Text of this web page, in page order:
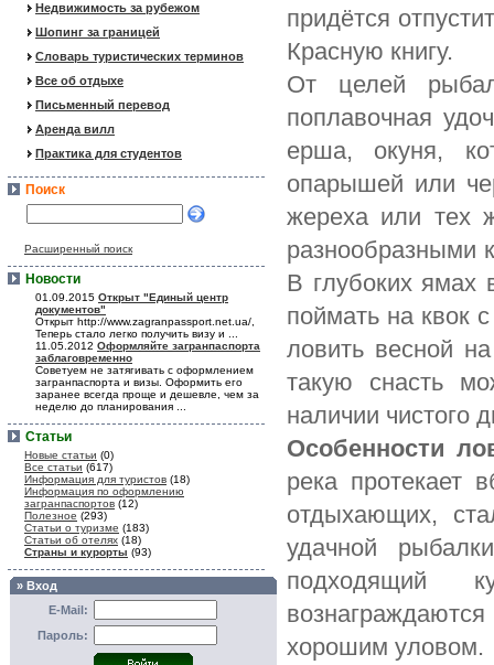
Недвижимость за рубежом
Шопинг за границей
Словарь туристических терминов
Все об отдыхе
Письменный перевод
Аренда вилл
Практика для студентов
Поиск
Расширенный поиск
Новости
01.09.2015 Открыт "Единый центр
документов"
Открыт http://www.zagranpassport.net.ua/,
Теперь стало легко получить визу и ...
11.05.2012 Оформляйте загранпаспорта
заблаговременно
Советуем не затягивать с оформлением
загранпаспорта и визы. Оформить его
заранее всегда проще и дешевле, чем за
неделю до планирования ...
Статьи
Новые статьи (0)
Все статьи (617)
Информация для туристов (18)
Информация по оформлению
загранпаспортов (12)
Полезное (293)
Статьи о туризме (183)
Статьи об отелях (18)
Страны и курорты (93)
» Вход
E-Mail:
Пароль:
придётся
Красную книгу.
От целей
поплавочная
ерша, окуня,
опарышей или
жереха или тех
разнообразными
В глубоких ямах
поймать на квок
ловить весной
такую снасть
наличии чистого
Особенности
река протекает
отдыхающих,
удачной
подходящий
хорошим уловом.